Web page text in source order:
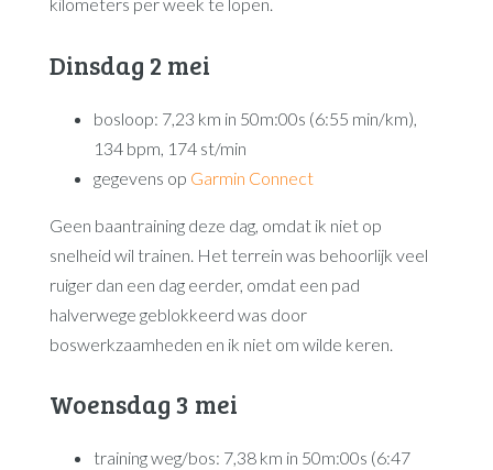
Dinsdag 2 mei
bosloop: 7,23 km in 50m:00s (6:55 min/km),
134 bpm, 174 st/min
gegevens op Garmin Connect
Geen baantraining deze dag, omdat ik niet op
snelheid wil trainen. Het terrein was behoorlijk veel
ruiger dan een dag eerder, omdat een pad
halverwege geblokkeerd was door
boswerkzaamheden en ik niet om wilde keren.
Woensdag 3 mei
training weg/bos: 7,38 km in 50m:00s (6:47